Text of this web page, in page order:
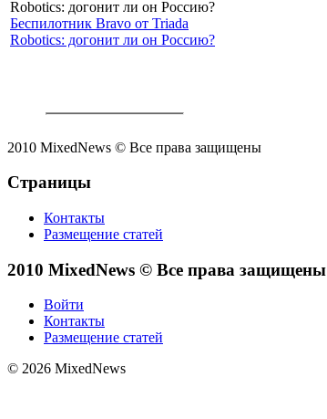
Беспилотник Bravo от Triada
Robotics: догонит ли он Россию?
2010 MixedNews © Все права защищены
Страницы
Контакты
Размещение статей
2010 MixedNews © Все права защищены
Войти
Контакты
Размещение статей
© 2026 MixedNews